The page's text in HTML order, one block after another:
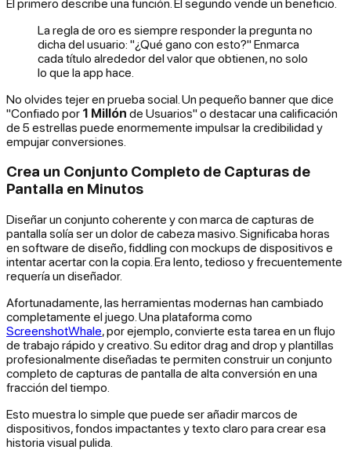
El primero describe una función. El segundo vende un beneficio.
La regla de oro es siempre responder la pregunta no
dicha del usuario: "¿Qué gano con esto?" Enmarca
cada título alrededor del valor que obtienen, no solo
lo que la app hace.
No olvides tejer en prueba social. Un pequeño banner que dice
"Confiado por 1 Millón de Usuarios" o destacar una calificación
de 5 estrellas puede enormemente impulsar la credibilidad y
empujar conversiones.
Crea un Conjunto Completo de Capturas de
Pantalla en Minutos
Diseñar un conjunto coherente y con marca de capturas de
pantalla solía ser un dolor de cabeza masivo. Significaba horas
en software de diseño, fiddling con mockups de dispositivos e
intentar acertar con la copia. Era lento, tedioso y frecuentemente
requería un diseñador.
Afortunadamente, las herramientas modernas han cambiado
completamente el juego. Una plataforma como
ScreenshotWhale, por ejemplo, convierte esta tarea en un flujo
de trabajo rápido y creativo. Su editor drag and drop y plantillas
profesionalmente diseñadas te permiten construir un conjunto
completo de capturas de pantalla de alta conversión en una
fracción del tiempo.
Esto muestra lo simple que puede ser añadir marcos de
dispositivos, fondos impactantes y texto claro para crear esa
historia visual pulida.